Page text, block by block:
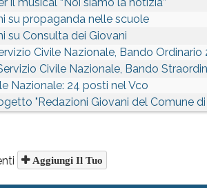
su propaganda nelle scuole
su Consulta dei Giovani
Civile Nazionale, Bando Ordinario
Civile Nazionale, Bando
Nazionale: 24 posti nel Vco
"Redazioni Giovani del Comune di
Aggiungi Il Tuo